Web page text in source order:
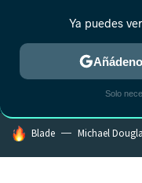
ESTRENOS
HOY SE HABLA DE
Blade Michael
Ya puedes
Solo